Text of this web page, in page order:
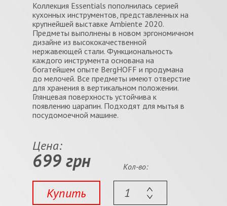
Коллекция Essentials пополнилась серией
кухонных инструментов, представленных на
крупнейшей выставке Ambiente 2020.
Предметы выполнены в новом эргономичном
дизайне из высококачественной
нержавеющей стали. Функциональность
каждого инструмента основана на
богатейшем опыте BergHOFF и продумана
до мелочей. Все предметы имеют отверстие
для хранения в вертикальном положении.
Глянцевая поверхность устойчива к
появлению царапин. Подходят для мытья в
посудомоечной машине.
Цена:
699 грн
Купить
Кол-во: